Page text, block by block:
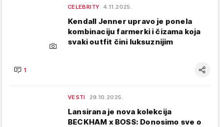
CELEBRITY 4.11.2025.
Kendall Jenner upravo je ponela
kombinaciju farmerki i čizama koja
svaki outfit čini luksuznijim
1
VESTI 29.10.2025.
Lansirana je nova kolekcija
BECKHAM x BOSS: Donosimo sve o